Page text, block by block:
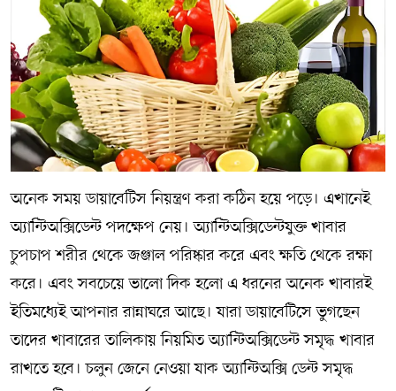
অনেক সময় ডায়াবেটিস নিয়ন্ত্রণ করা কঠিন হয়ে পড়ে। এখানেই
অ্যান্টিঅক্সিডেন্ট পদক্ষেপ নেয়। অ্যান্টিঅক্সিডেন্টযুক্ত খাবার
চুপচাপ শরীর থেকে জঞ্জাল পরিষ্কার করে এবং ক্ষতি থেকে রক্ষা
করে। এবং সবচেয়ে ভালো দিক হলো এ ধরনের অনেক খাবারই
ইতিমধ্যেই আপনার রান্নাঘরে আছে। যারা ডায়াবেটিসে ভুগছেন
তাদের খাবারের তালিকায় নিয়মিত অ্যান্টিঅক্সিডেন্ট সমৃদ্ধ খাবার
রাখতে হবে। চলুন জেনে নেওয়া যাক অ্যান্টিঅক্সি ডেন্ট সমৃদ্ধ